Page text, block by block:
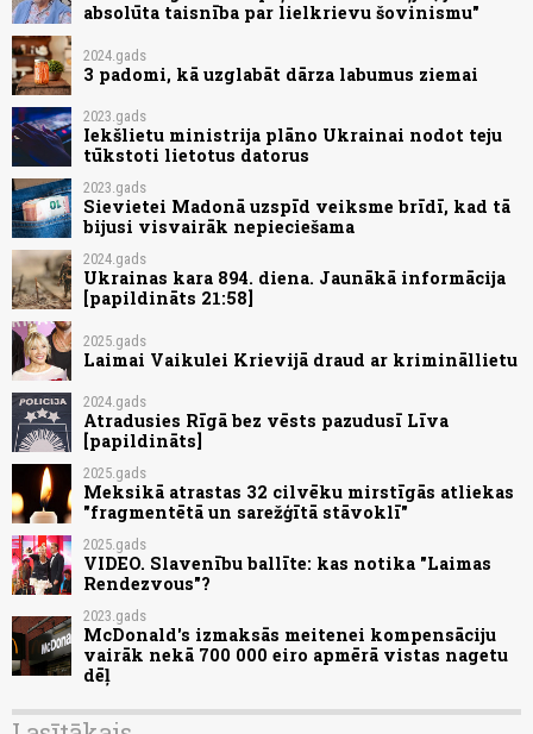
absolūta taisnība par lielkrievu šovinismu"
2024.gads
3 padomi, kā uzglabāt dārza labumus ziemai
2023.gads
Iekšlietu ministrija plāno Ukrainai nodot teju
tūkstoti lietotus datorus
2023.gads
Sievietei Madonā uzspīd veiksme brīdī, kad tā
bijusi visvairāk nepieciešama
2024.gads
Ukrainas kara 894. diena. Jaunākā informācija
[papildināts 21:58]
2025.gads
Laimai Vaikulei Krievijā draud ar krimināllietu
2024.gads
Atradusies Rīgā bez vēsts pazudusī Līva
[papildināts]
2025.gads
Meksikā atrastas 32 cilvēku mirstīgās atliekas
"fragmentētā un sarežģītā stāvoklī"
2025.gads
VIDEO. Slavenību ballīte: kas notika "Laimas
Rendezvous"?
2023.gads
McDonald's izmaksās meitenei kompensāciju
vairāk nekā 700 000 eiro apmērā vistas nagetu
dēļ